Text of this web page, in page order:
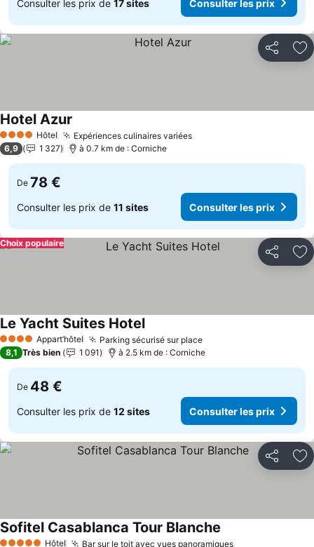
Consulter les prix de 17 sites Consulter les prix
Partager
4 Étoiles Hôtel Expériences culinaires variées
Hotel Azur
6,9 1 327 à 0.7 km de : Corniche
De 78 €
Consulter les prix de 11 sites Consulter les prix
Partager
Choix populaire
4 Étoiles Appart’hôtel Parking sécurisé sur place
Le Yacht Suites Hotel
8,1 Très bien 1 091 à 2.5 km de : Corniche
De 48 €
Consulter les prix de 12 sites Consulter les prix
Partager
Hôtel Bar sur le toit avec vues panoramiques
Sofitel Casablanca Tour Blanche